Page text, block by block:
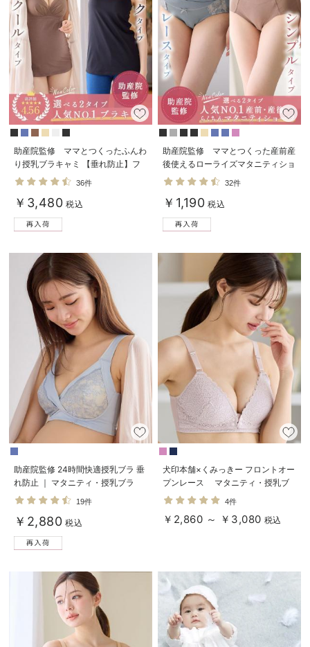
助産院監修 ママとつくったふんわ
り授乳ブラキャミ 【垂れ防止】フ
ィットグミ入り【出産後も長く使え
36件
￥3,480 税込
助産院監修 ママとつくった産前産
後使えるローライズマタニティショ
ーツ
32件
￥1,190 税込
助産院監修 24時間快適授乳ブラ 垂
れ防止 ｜ マタニティ・授乳ブラ
19件
￥2,880 税込
犬印本舗×くみっきー フロントオー
プンレース マタニティ・授乳ブ
ラ
4件
￥2,860 ～ ￥3,080 税込